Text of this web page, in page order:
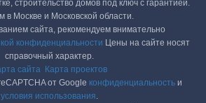
строительство домов под ключ с гарантией.
в Москве и Московской области.
сайта, рекомендуем внимательно
конфиденциальности Цены на сайте носят
справочный характер.
сайта
Карта проектов
от Google конфиденциальностьи
условия использования.